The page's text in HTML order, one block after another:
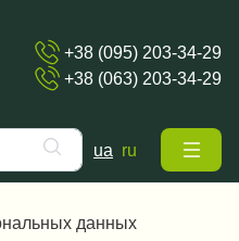
+38 (095) 203-34-29
+38 (063) 203-34-29
ua ru
данных